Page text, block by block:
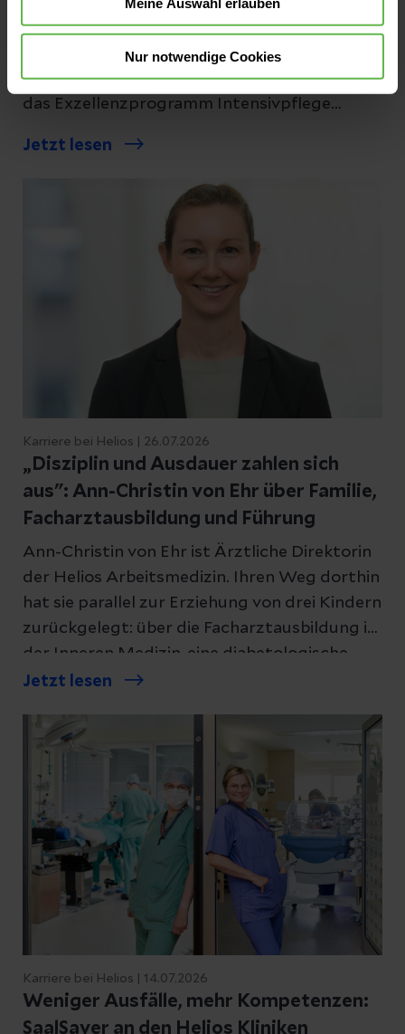
Nur notwendige Cookies
Gute Intensivpflege entsteht nicht zufällig.
Simone Hyun, Pflegedirektorin im Helios
Universitätsklinikum Wuppertal, erklärt, wie
das Exzellenzprogramm Intensivpflege
Entwicklungsweg aufbaut, der schon in der
Jetzt lesen
Karriere bei Helios | 26.07.2026
„Disziplin und Ausdauer zahlen sich
aus": Ann-Christin von Ehr über Familie,
Facharztausbildung und Führung
Ann-Christin von Ehr ist Ärztliche Direktorin
der Helios Arbeitsmedizin. Ihren Weg dorthin
hat sie parallel zur Erziehung von drei Kindern
zurückgelegt: über die Facharztausbildung in
der Inneren Medizin, eine diabetologische
Spezialisierung und einen zweiten
Interview spricht sie darüber, was sie durch
diese Zeit getragen hat, wie sie Führung
versteht und welche Prinzipien ihr dabei
helfen, ein Team zusammenzuhalten.
Jetzt lesen
Karriere bei Helios | 14.07.2026
Weniger Ausfälle, mehr Kompetenzen:
SaalSaver an den Helios Kliniken